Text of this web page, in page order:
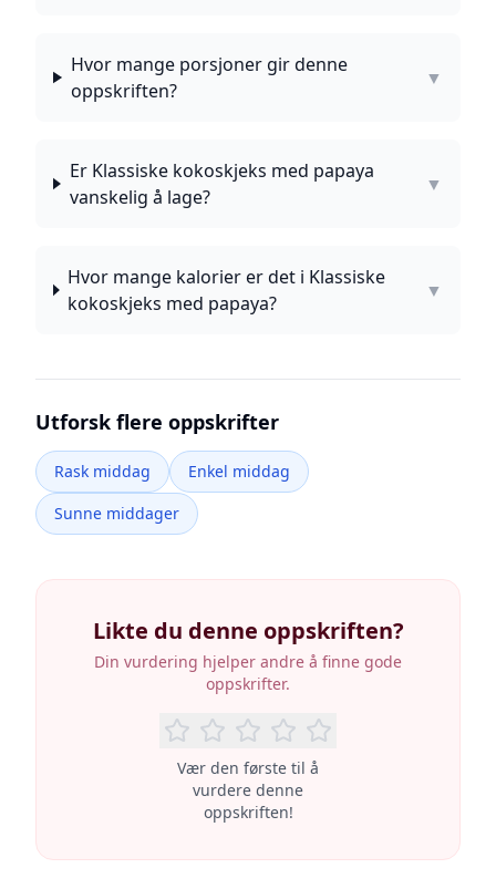
Hvor mange porsjoner gir denne
oppskriften?
▼
Er Klassiske kokoskjeks med papaya
vanskelig å lage?
▼
Hvor mange kalorier er det i Klassiske
kokoskjeks med papaya?
▼
Utforsk flere oppskrifter
Rask middag
Enkel middag
Sunne middager
Likte du denne oppskriften?
Din vurdering hjelper andre å finne gode
oppskrifter.
Vær den første til å
vurdere denne
oppskriften!